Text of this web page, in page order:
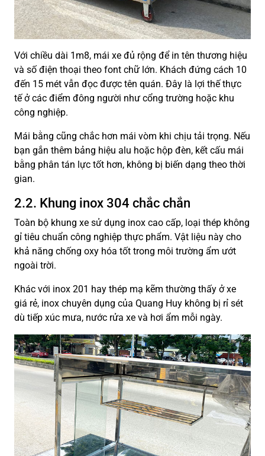
Với chiều dài 1m8, mái xe đủ rộng để in tên thương hiệu
và số điện thoại theo font chữ lớn. Khách đứng cách 10
đến 15 mét vẫn đọc được tên quán. Đây là lợi thế thực
tế ở các điểm đông người như cổng trường hoặc khu
công nghiệp.
Mái bằng cũng chắc hơn mái vòm khi chịu tải trọng. Nếu
bạn gắn thêm bảng hiệu alu hoặc hộp đèn, kết cấu mái
bằng phân tán lực tốt hơn, không bị biến dạng theo thời
gian.
2.2. Khung inox 304 chắc chắn
Toàn bộ khung xe sử dụng inox cao cấp, loại thép không
gỉ tiêu chuẩn công nghiệp thực phẩm. Vật liệu này cho
khả năng chống oxy hóa tốt trong môi trường ẩm ướt
ngoài trời.
Khác với inox 201 hay thép mạ kẽm thường thấy ở xe
giá rẻ, inox chuyên dụng của Quang Huy không bị rỉ sét
dù tiếp xúc mưa, nước rửa xe và hơi ẩm mỗi ngày.